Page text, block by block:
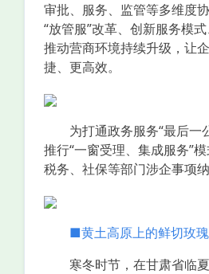
审批、服务、监管等多维度
“放管服”改革、创新服务模
推动营商环境持续升级，让
捷、更高效。
为打通政务服务“最后一
推行“一窗受理、集成服务”模
税务、社保等部门涉企事项
■黄土高原上的鲜切玫瑰
寒冬时节，在甘肃省临夏